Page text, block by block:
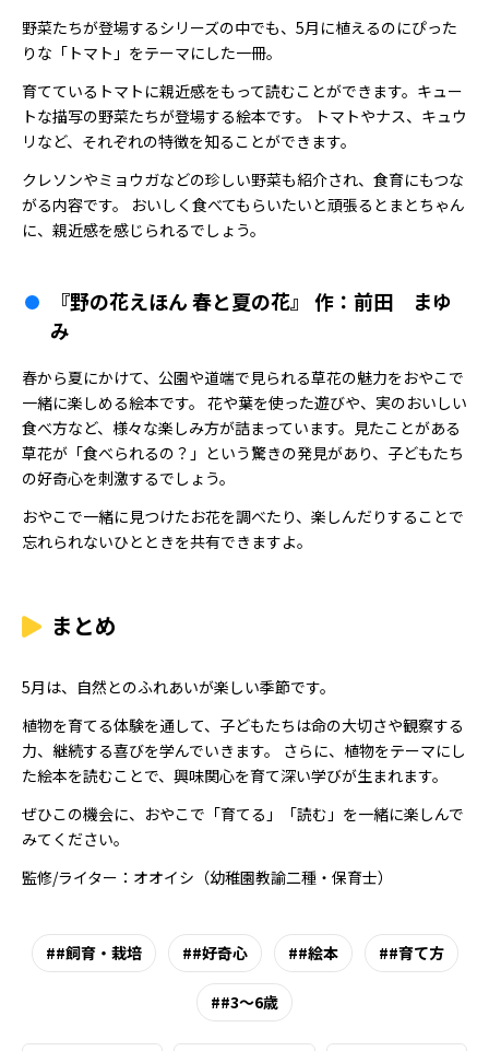
野菜たちが登場するシリーズの中でも、5月に植えるのにぴった
りな「トマト」をテーマにした一冊。
育てているトマトに親近感をもって読むことができます。キュー
トな描写の野菜たちが登場する絵本です。 トマトやナス、キュウ
リなど、それぞれの特徴を知ることができます。
クレソンやミョウガなどの珍しい野菜も紹介され、食育にもつな
がる内容です。 おいしく食べてもらいたいと頑張るとまとちゃん
に、親近感を感じられるでしょう。
『野の花えほん 春と夏の花』 作：前田 まゆ
み
春から夏にかけて、公園や道端で見られる草花の魅力をおやこで
一緒に楽しめる絵本です。 花や葉を使った遊びや、実のおいしい
食べ方など、様々な楽しみ方が詰まっています。見たことがある
草花が「食べられるの？」という驚きの発見があり、子どもたち
の好奇心を刺激するでしょう。
おやこで一緒に見つけたお花を調べたり、楽しんだりすることで
忘れられないひとときを共有できますよ。
まとめ
5月は、自然とのふれあいが楽しい季節です。
植物を育てる体験を通して、子どもたちは命の大切さや観察する
力、継続する喜びを学んでいきます。 さらに、植物をテーマにし
た絵本を読むことで、興味関心を育て深い学びが生まれます。
ぜひこの機会に、おやこで「育てる」「読む」を一緒に楽しんで
みてください。
監修/ライター：オオイシ（幼稚園教諭二種・保育士）
#飼育・栽培 #好奇心 #絵本 #育て方
#3～6歳